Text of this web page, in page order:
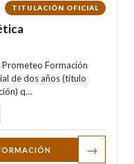
TITULACIÓN OFICIAL
Formación
de dos años (título
q…
→